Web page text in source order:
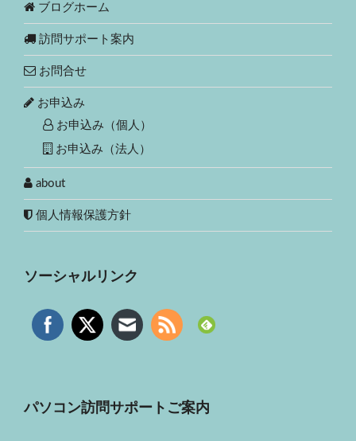
ブログホーム
訪問サポート案内
お問合せ
お申込み
お申込み（個人）
お申込み（法人）
about
個人情報保護方針
ソーシャルリンク
パソコン訪問サポートご案内